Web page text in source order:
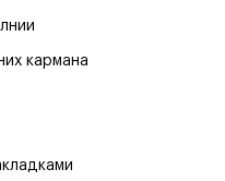
кармана